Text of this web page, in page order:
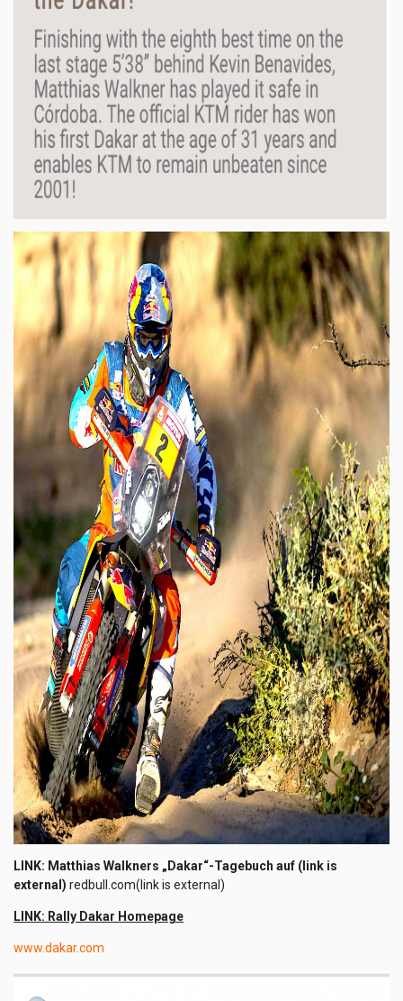
LINK: Matthias Walkners „Dakar“-Tagebuch auf (link is
external) redbull.com(link is external)
LINK: Rally Dakar Homepage
www.dakar.com